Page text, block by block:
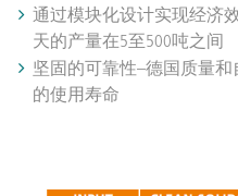
通过模块化设计实现经济
天的产量在5至500吨之间
坚固的可靠性–德国质量
的使用寿命